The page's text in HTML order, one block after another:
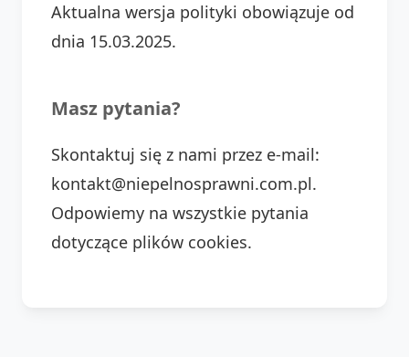
Aktualna wersja polityki obowiązuje od
dnia 15.03.2025.
Masz pytania?
Skontaktuj się z nami przez e-mail:
kontakt@niepelnosprawni.com.pl.
Odpowiemy na wszystkie pytania
dotyczące plików cookies.